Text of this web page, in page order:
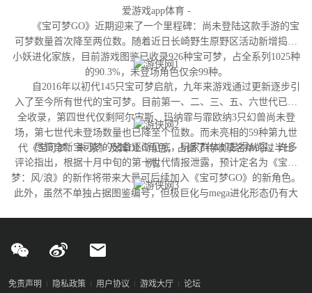
爱游戏app体育 -
《宝可梦GO》近期迎来了一个里程碑：尚未登陆这款手游的宝
可梦数量首次降至两位数。随着近日长崎野生原野区活动新增捣蛋
小妖进化家族，目前游戏图鉴已收录926种宝可梦，占全系列1025种
的90.3%，未登场角色仅余99种。
自2016年以初代145只宝可梦启航，九年来游戏通过更新逐步引
入了至今所有世代的宝可梦。目前第一、二、三、五、六世代已完
全收录，第四世代仅剩阿尔宙斯、玛纳霏与霏欧纳3只幻兽尚未登
场，第七世代未登场数量也已降至个位数。而未亮相的59种第九世
代《宝可梦：朱/紫》及其DLC角色，占据了待收录名单的过半比
例。
尽管全新宝可梦的储备逐渐见底，玩家群体却显得从容。许多
评论指出，根据十月中旬的第十世代情报泄露，预计定名为《宝可
梦：风/浪》的新作将带来大量可后续加入《宝可梦GO》的新角色。
此外，虽然不单独占据图鉴编号，但极巨化与mega进化形态仍有大
免责声明 隐私政策 用户协议 游戏大厅 论坛